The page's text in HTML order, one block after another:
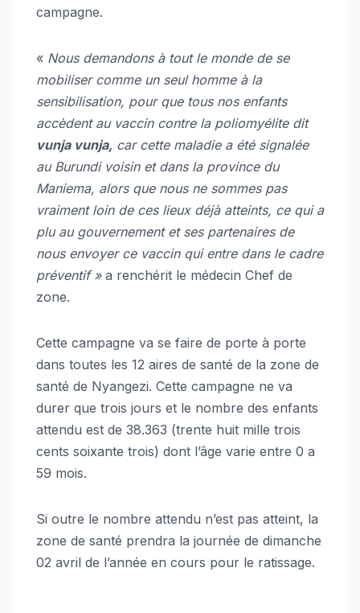
campagne.
« Nous demandons à tout le monde de se
mobiliser comme un seul homme à la
sensibilisation, pour que tous nos enfants
accèdent au vaccin contre la poliomyélite dit
vunja vunja, car cette maladie a été signalée
au Burundi voisin et dans la province du
Maniema, alors que nous ne sommes pas
vraiment loin de ces lieux déjà atteints, ce qui a
plu au gouvernement et ses partenaires de
nous envoyer ce vaccin qui entre dans le cadre
préventif »a renchérit le médecin Chef de
zone.
Cette campagne va se faire de porte à porte
dans toutes les 12 aires de santé de la zone de
santé de Nyangezi. Cette campagne ne va
durer que trois jours et le nombre des enfants
attendu est de 38.363 (trente huit mille trois
cents soixante trois) dont l’âge varie entre 0 a
59 mois.
Si outre le nombre attendu n’est pas atteint, la
zone de santé prendra la journée de dimanche
02 avril de l’année en cours pour le ratissage.